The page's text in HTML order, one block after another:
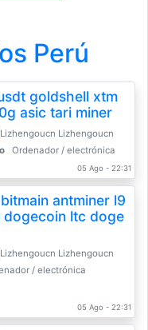
Perú
goldshell xtm
asic tari miner
Lizhengoucn Lizhengoucn
Ordenador / electrónica
05 Ago - 22:31
antminer l9
dogecoin ltc doge
Lizhengoucn Lizhengoucn
/ electrónica
05 Ago - 22:31